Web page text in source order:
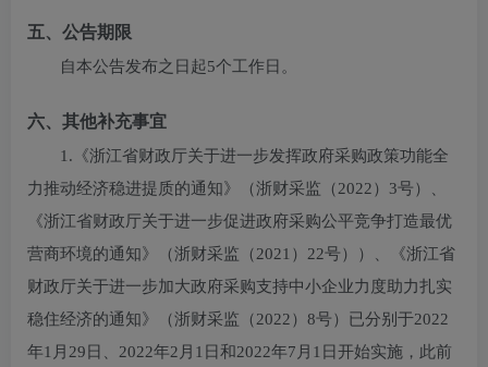
五、公告期限
自本公告发布之日起5个工作日。
六、其他补充事宜
1.《浙江省财政厅关于进一步发挥政府采购政策功能全
力推动经济稳进提质的通知》（浙财采监（2022）3号）、
《浙江省财政厅关于进一步促进政府采购公平竞争打造最优
营商环境的通知》（浙财采监（2021）22号））、《浙江省
财政厅关于进一步加大政府采购支持中小企业力度助力扎实
稳住经济的通知》（浙财采监（2022）8号）已分别于2022
年1月29日、2022年2月1日和2022年7月1日开始实施，此前